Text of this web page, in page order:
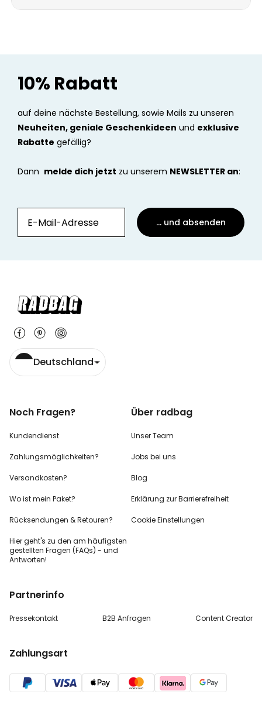
10% Rabatt
auf deine nächste Bestellung, sowie Mails zu unseren
Neuheiten, geniale Geschenkideen und exklusive
Rabatte gefällig?
Dann melde dich jetzt zu unserem NEWSLETTER an:
... und absenden
Deutschland
Noch Fragen?
Kundendienst
Zahlungsmöglichkeiten?
Versandkosten?
Wo ist mein Paket?
Rücksendungen & Retouren?
Hier geht's zu den am häufigsten
gestellten Fragen (FAQs) - und
Antworten!
Über radbag
Unser Team
Jobs bei uns
Blog
Erklärung zur Barrierefreiheit
Cookie Einstellungen
Partnerinfo
Pressekontakt B2B Anfragen Content Creator
Zahlungsart